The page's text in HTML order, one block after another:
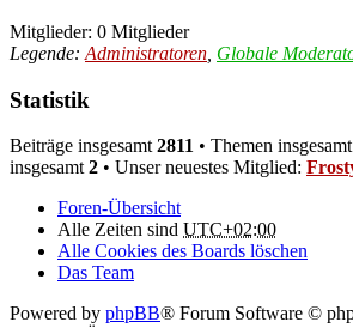
Mitglieder: 0 Mitglieder
Legende: Administratoren Globale
Statistik
Beiträge insgesamt 2811 • Themen insgesamt
insgesamt 2 • Unser neuestes Mitglied:
Foren-Übersicht
Alle Zeiten sind UTC+02:00
Alle Cookies des Boards löschen
Das Team
Powered by phpBB® Forum Software ©